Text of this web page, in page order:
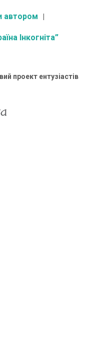
автором
Інкогніта”
проект ентузіастів